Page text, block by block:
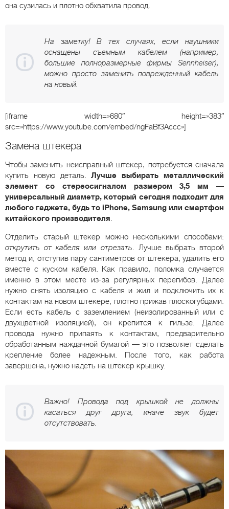
она сузилась и плотно обхватила провод.
На заметку! В тех случаях, если наушники
оснащены съемным кабелем (например,
большие полноразмерные фирмы Sennheiser),
можно просто заменить поврежденный кабель
на новый.
[iframe width=»680″ height=»383″
src=»https://www.youtube.com/embed/ngFaBf3Accc»]
Замена штекера
Чтобы заменить неисправный штекер, потребуется сначала
купить новую деталь.Лучше выбирать металлический
элемент со стереосигналом размером 3,5 мм —
универсальный диаметр, который сегодня подходит для
любого гаджета, будь то iPhone, Samsung или смартфон
китайского производителя.
Отделить старый штекер можно несколькими способами:
открутить от кабеля или отрезать. Лучше выбрать второй
метод и, отступив пару сантиметров от штекера, удалить его
вместе с куском кабеля. Как правило, поломка случается
именно в этом месте из-за регулярных перегибов. Далее
нужно снять изоляцию с кабеля и жил и подключить их к
контактам на новом штекере, плотно прижав плоскогубцами.
Если есть кабель с заземлением (неизолированный или с
двухцветной изоляцией), он крепится к гильзе. Далее
провода нужно припаять к контактам, предварительно
обработанным наждачной бумагой — это позволяет сделать
крепление более надежным. После того, как работа
завершена, нужно надеть на штекер крышку.
Важно! Провода под крышкой не должны
касаться друг друга, иначе звук будет
отсутствовать.